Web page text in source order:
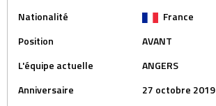
Nationalité
France
Position
AVANT
L'équipe actuelle
ANGERS
Anniversaire
27 octobre 2019